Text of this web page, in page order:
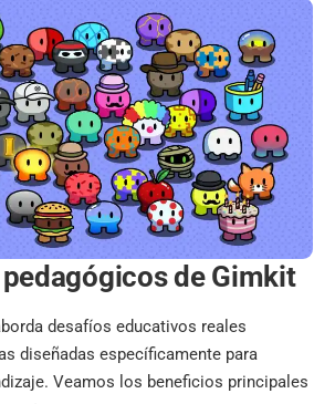
de Gimkit
desafíos educativos reales
diseñadas específicamente para
Veamos los beneficios principales